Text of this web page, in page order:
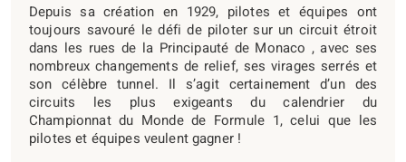
Depuis sa création en 1929, pilotes et équipes ont
toujours savouré le défi de piloter sur un circuit étroit
dans les rues de la Principauté de Monaco , avec ses
nombreux changements de relief, ses virages serrés et
son célèbre tunnel. Il s’agit certainement d’un des
circuits les plus exigeants du calendrier du
Championnat du Monde de Formule 1, celui que les
pilotes et équipes veulent gagner !